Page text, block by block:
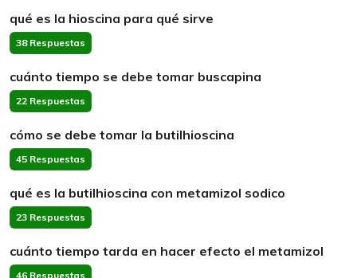
qué es la hioscina para qué sirve
38 Respuestas
cuánto tiempo se debe tomar buscapina
22 Respuestas
cómo se debe tomar la butilhioscina
45 Respuestas
qué es la butilhioscina con metamizol sodico
23 Respuestas
cuánto tiempo tarda en hacer efecto el metamizol
46 Respuestas